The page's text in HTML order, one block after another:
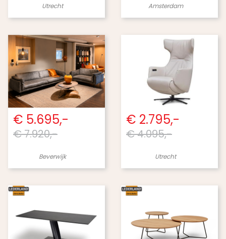
Utrecht Amsterdam
€ 5.695,-
€ 7.920,-
Beverwijk
€ 2.795,-
€ 4.095,-
Utrecht